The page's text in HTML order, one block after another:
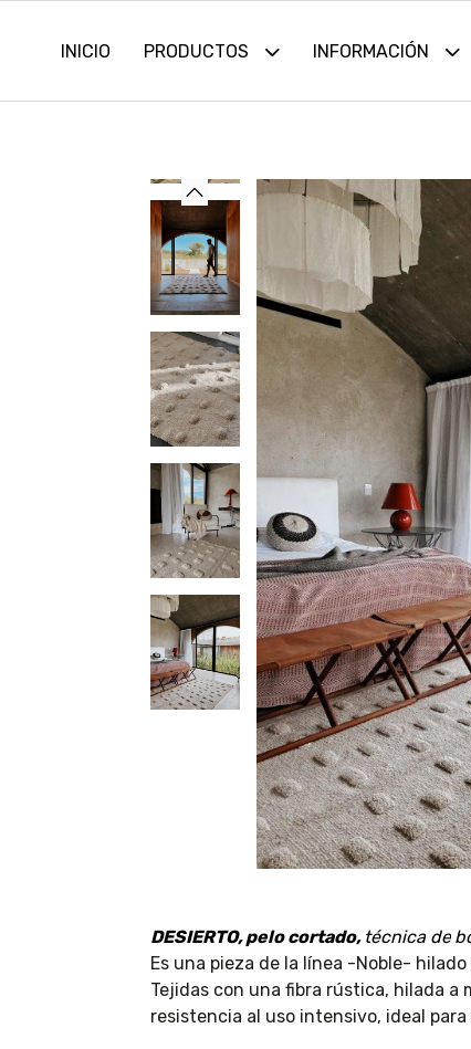
INICIO PRODUCTOS INFORMACIÓN
DESIERTO, pelo cortado, técnica de
Es una pieza de la línea -Noble-
Tejidas con una fibra rústica, hilada a
resistencia al uso intensivo, ideal